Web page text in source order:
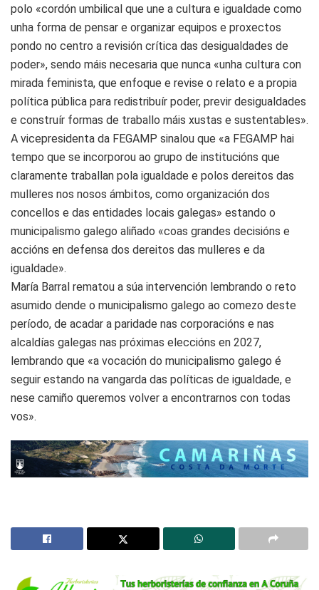
polo «cordón umbilical que une a cultura e igualdade como
unha forma de pensar e organizar equipos e proxectos
pondo no centro a revisión crítica das desigualdades de
poder», sendo máis necesaria que nunca «unha cultura con
mirada feminista, que enfoque e revise o relato e a propia
política pública para redistribuír poder, previr desigualdades
e construír formas de traballo máis xustas e sustentables».
A vicepresidenta da FEGAMP sinalou que «a FEGAMP hai
tempo que se incorporou ao grupo de institucións que
claramente traballan pola igualdade e polos dereitos das
mulleres nos nosos ámbitos, como organización dos
concellos e das entidades locais galegas» estando o
municipalismo galego aliñado «coas grandes decisións e
accións en defensa dos dereitos das mulleres e da
igualdade».
María Barral rematou a súa intervención lembrando o reto
asumido dende o municipalismo galego ao comezo deste
período, de acadar a paridade nas corporacións e nas
alcaldías galegas nas próximas eleccións en 2027,
lembrando que «a vocación do municipalismo galego é
seguir estando na vangarda das políticas de igualdade, e
nese camiño queremos volver a encontrarnos con todas
vos».